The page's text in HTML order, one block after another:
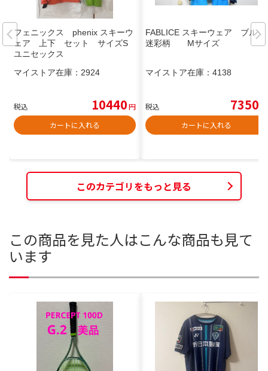
フェニックス phenix スキーウ
ェア 上下 セット サイズS
ユニセックス
マイストア在庫： 2924
税込 10440円
カートに入れる
FABLICE スキーウェア ブルー
迷彩柄 Mサイズ
マイストア在庫： 4138
税込 7350
カートに入れる
このカテゴリをもっと見る
この商品を見た人はこんな商品も見て
います